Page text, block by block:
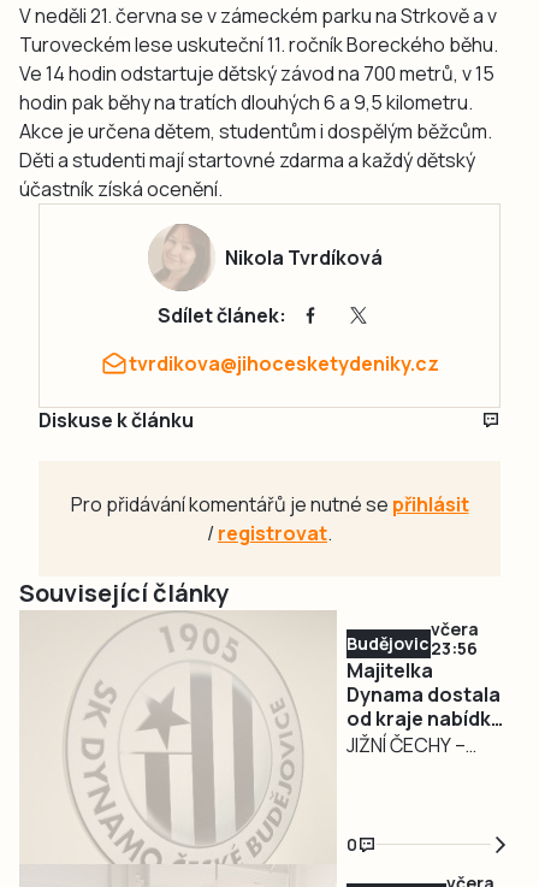
V neděli 21. června se v zámeckém parku na Strkově a v
Turoveckém lese uskuteční 11. ročník Boreckého běhu.
Ve 14 hodin odstartuje dětský závod na 700 metrů, v 15
hodin pak běhy na tratích dlouhých 6 a 9,5 kilometru.
Akce je určena dětem, studentům i dospělým běžcům.
Děti a studenti mají startovné zdarma a každý dětský
účastník získá ocenění.
Nikola Tvrdíková
Sdílet článek:
tvrdikova@jihocesketydeniky.cz
Diskuse k článku
Pro přidávání komentářů je nutné se přihlásit
/registrovat.
Související články
Budějovicko
včera
23:56
Majitelka
Dynama dostala
od kraje nabídku
na odkup akcií za
JIŽNÍ ČECHY –
předložil majitelce
SK Dynamo České
0